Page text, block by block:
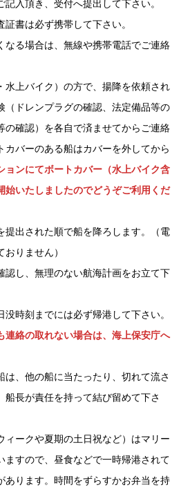
入頂き、受付へ提出して下さい。
書は必ず携帯して下さい。
なる場合は、無線や携帯電話でご連絡
水上バイク）の方で、揚降を依頼され
（ドレンプラグの確認、法定備品等の
の確認）を各自で済ませてからご連絡
カバーのある船はカバーを外してから
ョンにてボートカバー（水上バイク含
始いたしましたのでどうぞご利用くだ
提出された順で船を降ろします。（電
りません）
認し、無理のない航海計画をお立て下
時刻までには必ず帰港して下さい。
絡の取れない場合は、海上保安庁へ
は、他の船に当たったり、切れて流さ
船長が責任を持って結び留めて下さ
ィークや夏期の土日祝など）はマリー
ますので、昼食などで一時帰港されて
あります。時間をずらすかお弁当を持